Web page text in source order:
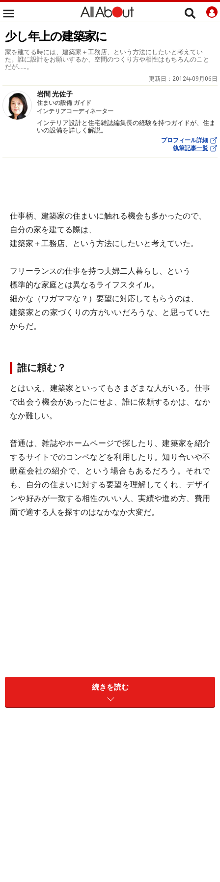
少し年上の建築家に
家を建てる時には、建築家＋工務店、という方法にしたいと考えてい
た。誰に設計をお願いするか、空間のつくり方や相性はもちろんのこと
だが……。
更新日： 2012年09月06日
岩間 光佐子
住まいの設備 ガイド
インテリアコーディネーター
インテリア設計と住宅雑誌編集長の経験を持つガイドが、住ま
いの設備を詳しく解説。
プロフィール詳細
執筆記事一覧
仕事柄、建築家の住まいに触れる機会も多かったので、
自分の家を建てる際は、
建築家＋工務店、という方法にしたいと考えていた。
フリーランスの仕事を持つ夫婦二人暮らし、という
標準的な家庭とは異なるライフスタイル。
細かな（ワガママな？）要望に対応してもらうのは、
建築家との家づくりの方がいいだろうな、と思っていた
からだ。
誰に頼む？
とはいえ、建築家といってもさまざまな人がいる。仕事
で出会う機会があったにせよ、誰に依頼するかは、なか
なか難しい。
普通は、雑誌やホームページで探したり、建築家を紹介
するサイトでのコンペなどを利用したり。知り合いや不
動産会社の紹介で、という場合もあるだろう。それで
も、自分の住まいに対する要望を理解してくれ、デザイ
ンや好みが一致する相性のいい人、実績や進め方、費用
面で適する人を探すのはなかなか大変だ。
家そのものへの要望はもちろんだが、家づくりのパート
ナーに何を求めるのか、何を優先させるのか、そこから
続きを読む